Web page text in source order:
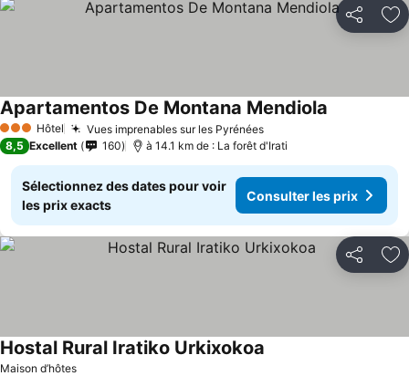
Partager
3 ÉtoilesHôtel Vues imprenables sur les Pyrénées
Apartamentos De Montana Mendiola
8,5 Excellent 160 à 14.1 km de : La forêt d'Irati
Sélectionnez des dates pour voir
les prix exacts
Consulter les prix
Partager
Maison d’hôtes
Hostal Rural Iratiko Urkixokoa